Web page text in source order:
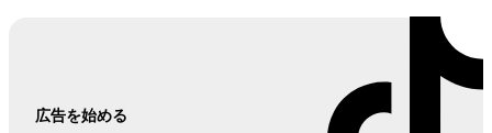
広告を始める